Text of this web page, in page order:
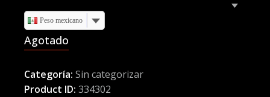
Peso mexicano
Agotado
Categoría: Sin categorizar
Product ID: 334302